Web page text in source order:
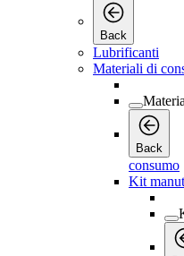
Back
Lubrificanti
Materiali di
Back
consumo
Kit